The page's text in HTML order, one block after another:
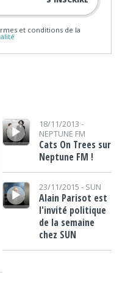
et conditions de la
Lecteur audio18/11/2013 -
NEPTUNE FM
Cats On Trees sur
Neptune FM !
Lecteur audio
23/11/2015 - SUN
Alain Parisot est
l'invité politique
de la semaine
chez SUN